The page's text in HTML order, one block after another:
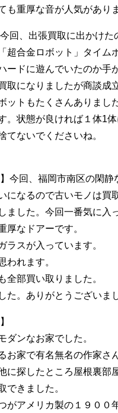
も重厚な音が人気があり
回、出張買取に出かけた
超合金ロボット」タイム
ードに遊んでいたのか手
になりましたが商談成
ットもたくさんありまし
。状態が良ければ１体1
てないでくださいね。
今回、福岡市南区の閑
になるので古いモノは
した。今回一番気に入
厚なドアーです。
ラスが入っています。
われます。
全部買い取りました。
。ありがとうございま
ダンなお家でした。
お家で有名無名の作家さ
に探したところ屋根裏
できました。
がアメリカ製の１９０